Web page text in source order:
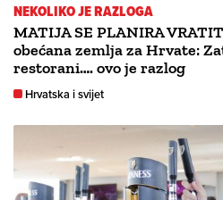
NEKOLIKO JE RAZLOGA
MATIJA SE PLANIRA
obećana zemlja za Hrvate:
restorani…. ovo je razlog
Hrvatska i svijet